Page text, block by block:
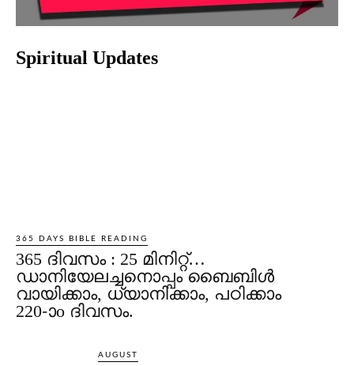
Spiritual Updates
365 DAYS BIBLE READING
365 ദിവസം : 25 മിനിറ്റ്…
ഡാനിയേലച്ചനൊപ്പം ബൈബിൾ
വായിക്കാം, ധ്യാനിക്കാം, പഠിക്കാം
220-ാo ദിവസം.
AUGUST